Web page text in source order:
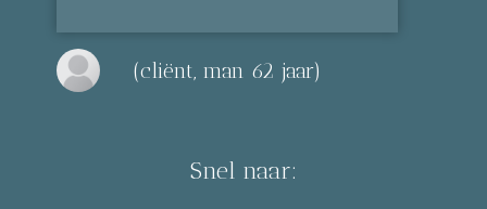
(cliënt, man 62 jaar)
Snel naar: